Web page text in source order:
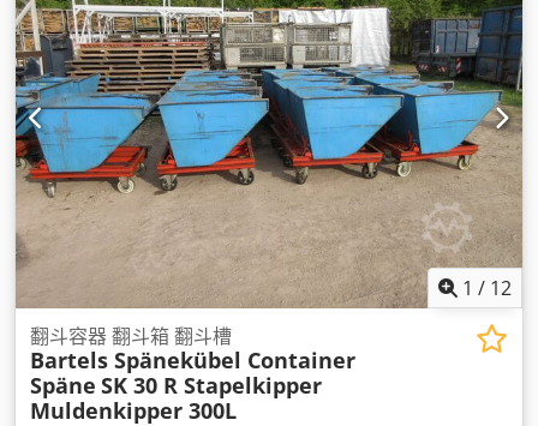
1 / 12
翻斗容器 翻斗箱 翻斗槽
Bartels Spänekübel Container
Späne SK 30 R Stapelkipper
Muldenkipper 300L